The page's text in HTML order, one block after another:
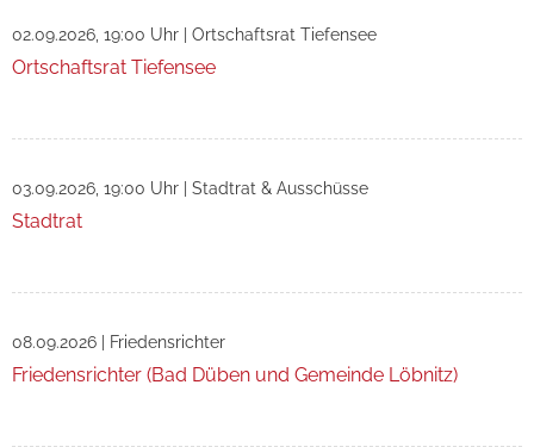
02.09.2026, 19:00 Uhr Ortschaftsrat Tiefensee
Ortschaftsrat Tiefensee
03.09.2026, 19:00 Uhr Stadtrat & Ausschüsse
Stadtrat
08.09.2026 Friedensrichter
Friedensrichter (Bad Düben und Gemeinde Löbnitz)